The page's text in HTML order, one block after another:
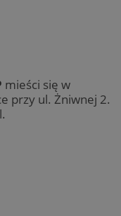
mieści się w
przy ul. Żniwnej 2.